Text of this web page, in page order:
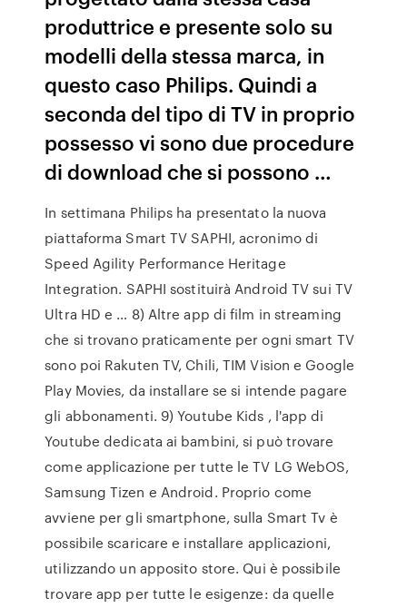
produttrice e presente solo su
modelli della stessa marca, in
questo caso Philips. Quindi a
seconda del tipo di TV in proprio
possesso vi sono due procedure
di download che si possono …
In settimana Philips ha presentato la nuova
piattaforma Smart TV SAPHI, acronimo di
Speed Agility Performance Heritage
Integration. SAPHI sostituirà Android TV sui TV
Ultra HD e … 8) Altre app di film in streaming
che si trovano praticamente per ogni smart TV
sono poi Rakuten TV, Chili, TIM Vision e Google
Play Movies, da installare se si intende pagare
gli abbonamenti. 9) Youtube Kids , l'app di
Youtube dedicata ai bambini, si può trovare
come applicazione per tutte le TV LG WebOS,
Samsung Tizen e Android. Proprio come
avviene per gli smartphone, sulla Smart Tv è
possibile scaricare e installare applicazioni,
utilizzando un apposito store. Qui è possibile
trovare app per tutte le esigenze: da quelle